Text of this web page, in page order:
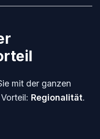
mit der ganzen
Regionalität.